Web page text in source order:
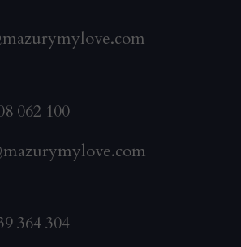
062 100
364 304